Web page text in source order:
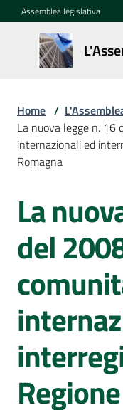
Vai al contenuto
Vai alla navigazione
Vai al footer
Assemblea legislativa
in Europa
Cos'è
la
Sessione
La
Rete
europea
Le
Sessioni
Notizie
Home /
La nuova legge n.
internazionali ed
Romagna
Salta al contenuto
La
del